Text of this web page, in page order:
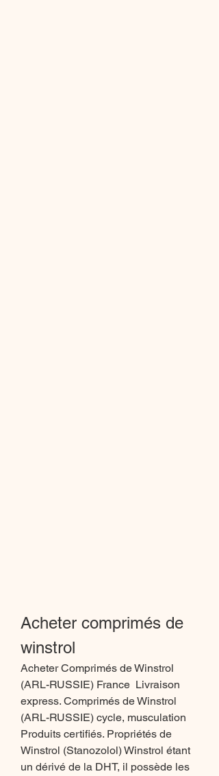
Acheter comprimés de
winstrol
Acheter Comprimés de Winstrol
(ARL-RUSSIE) France ️ Livraison
express. Comprimés de Winstrol
(ARL-RUSSIE) cycle, musculation
️Produits certifiés. Propriétés de
Winstrol (Stanozolol) Winstrol étant
un dérivé de la DHT, il possède les